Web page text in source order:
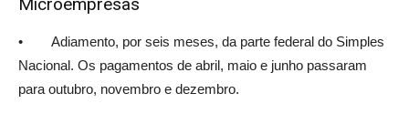
• Adiamento, por seis meses, da parte federal do Simples
Nacional. Os pagamentos de abril, maio e junho passaram
para outubro, novembro e dezembro.